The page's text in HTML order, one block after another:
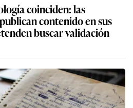
coinciden: las
contenido en sus
buscar validación